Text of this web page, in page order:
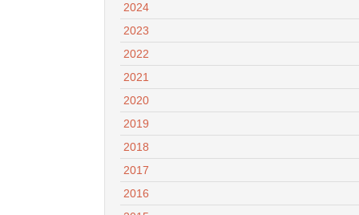
2024
2023
2022
2021
2020
2019
2018
2017
2016